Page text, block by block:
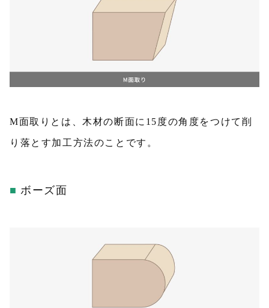
M面取りとは、木材の断面に15度の角度をつけて削
り落とす加工方法のことです。
ボーズ面